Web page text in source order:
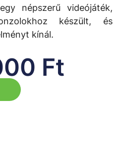
népszerű videójáték,
készült, és
kínál.
Ft